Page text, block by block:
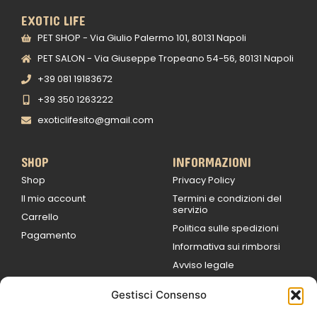
Gestisci Consenso
EXOTIC LIFE
PET SHOP - Via Giulio Palermo 101, 80131 Napoli
PET SALON - Via Giuseppe Tropeano 54-56, 80131 Napoli
+39 081 19183672
+39 350 1263222
exoticlifesito@gmail.com
SHOP
Shop
Il mio account
Carrello
Pagamento
INFORMAZIONI
Privacy Policy
Termini e condizioni del
servizio
Politica sulle spedizioni
Informativa sui rimborsi
Avviso legale
9:00